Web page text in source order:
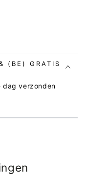
(BE) GRATIS
dag verzonden